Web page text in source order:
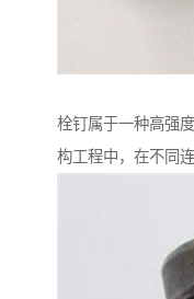
栓钉属于一种高强
构工程中，在不同